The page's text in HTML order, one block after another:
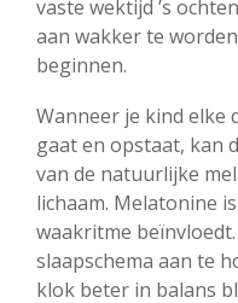
vaste wektijd ’s
aan wakker te
beginnen.
Wanneer je kind elke
gaat en opstaat, kan
van de natuurlijke
lichaam. Melatonine
waakritme
slaapschema aan te
klok beter in balans